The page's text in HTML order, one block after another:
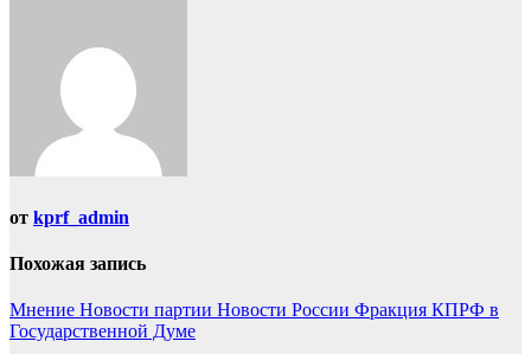
от kprf_admin
Похожая запись
Мнение Новости партии Новости России Фракция КПРФ в
Государственной Думе